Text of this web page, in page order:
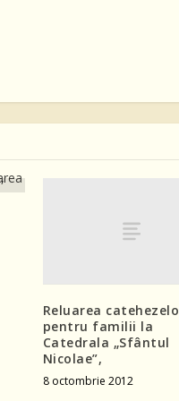
Reluarea
pentru familii la
Catedrala „Sfântul
Nicolae”,
8 octombrie 2012